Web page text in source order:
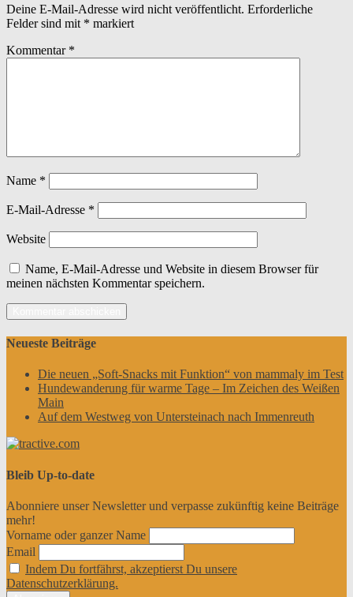
Deine E-Mail-Adresse wird nicht veröffentlicht. Erforderliche
Felder sind mit * markiert
Kommentar *
Name *
E-Mail-Adresse *
Website
Name, E-Mail-Adresse und Website in diesem Browser für
meinen nächsten Kommentar speichern.
Neueste Beiträge
Die neuen „Soft-Snacks mit Funktion“ von mammaly im Test
Hundewanderung für warme Tage – Im Zeichen des Weißen
Main
Auf dem Westweg von Untersteinach nach Immenreuth
Bleib Up-to-date
Abonniere unser Newsletter und verpasse zukünftig keine Beiträge
mehr!
Vorname oder ganzer Name
Email
Indem Du fortfährst, akzeptierst Du unsere
Datenschutzerklärung.